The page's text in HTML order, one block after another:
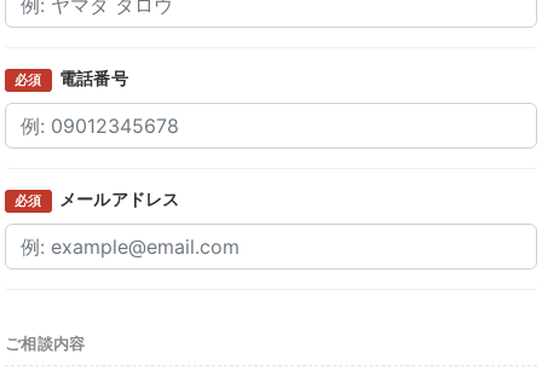
必須 電話番号
必須 メールアドレス
ご相談内容